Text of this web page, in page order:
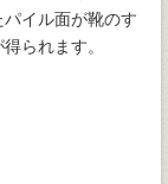
イル面が靴のす
られます。